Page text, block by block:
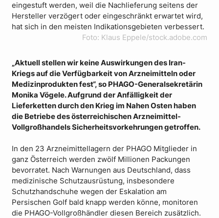
eingestuft werden, weil die Nachlieferung seitens der
Hersteller verzögert oder eingeschränkt erwartet wird,
hat sich in den meisten Indikationsgebieten verbessert.
Foto: Klaus Eppele/stock.adobe.com
„Aktuell stellen wir keine Auswirkungen des Iran-
Kriegs auf die Verfügbarkeit von Arzneimitteln oder
Medizinprodukten fest“, so PHAGO-Generalsekretärin
Monika Vögele. Aufgrund der Anfälligkeit der
Lieferketten durch den Krieg im Nahen Osten haben
die Betriebe des österreichischen Arzneimittel-
Vollgroßhandels Sicherheitsvorkehrungen getroffen.
In den 23 Arzneimittellagern der PHAGO Mitglieder in
ganz Österreich werden zwölf Millionen Packungen
bevorratet. Nach Warnungen aus Deutschland, dass
medizinische Schutzausrüstung, insbesondere
Schutzhandschuhe wegen der Eskalation am
Persischen Golf bald knapp werden könne, monitoren
die PHAGO-Vollgroßhändler diesen Bereich zusätzlich.